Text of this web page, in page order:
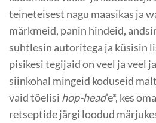
teineteisest nagu maasikas ja
märkmeid, panin hindeid,
suhtlesin autoritega ja küsisin
pisikesi tegijaid on veel ja veel
siinkohal mingeid koduseid
vaid tõelisi hop-head’e*, kes
retseptide järgi loodud